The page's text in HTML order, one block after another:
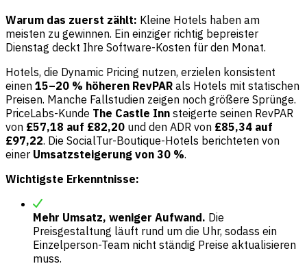
Warum das zuerst zählt: Kleine Hotels haben am
meisten zu gewinnen. Ein einziger richtig bepreister
Dienstag deckt Ihre Software-Kosten für den Monat.
Hotels, die Dynamic Pricing nutzen, erzielen konsistent
einen 15–20 % höheren RevPAR als Hotels mit statischen
Preisen. Manche Fallstudien zeigen noch größere Sprünge.
PriceLabs-Kunde The Castle Inn steigerte seinen RevPAR
von £57,18 auf £82,20 und den ADR von £85,34 auf
£97,22. Die SocialTur-Boutique-Hotels berichteten von
einer Umsatzsteigerung von 30 %.
Wichtigste Erkenntnisse:
Mehr Umsatz, weniger Aufwand. Die
Preisgestaltung läuft rund um die Uhr, sodass ein
Einzelperson-Team nicht ständig Preise aktualisieren
muss.